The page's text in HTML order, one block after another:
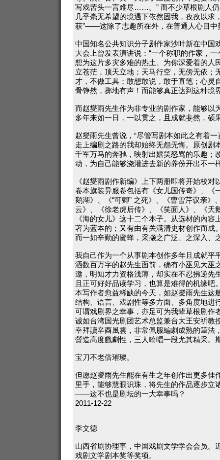
写戏苦头一言难尽……。” 而不少草根剧人
几乎毫无希望的境遇下依然固我，孜孜以求
获”——这除了志趣所在外，在普通人心目中
中国知名公共知识分子剧作家沙叶新在中国
大会上曾发表演讲说：“一个称职的作家，
想为这片多灾多难的热土、为你深爱着的人
立苍茫，顶天立地；天马行空，无傍无依；
才，不做工具；敢想敢说，敢于直笔；心灵
骨铮然，掷地有声！而能够真正达到这种境
而赵燮雨先生作为非专业的剧作家，能够以
多年来如一日，一以贯之，且成就斐然，硕
赵燮雨先生曾说，“尽管写剧本如此之有着
走上编剧之路的我却始终无怨无悔。原创剧
千军万马的奔驰，映射出嬉笑怒骂的乐趣；
动，为自己能够浇灌进去新的养份开出不一
《赵燮雨剧作新编》上下两册即将开始校
卷本旗装异服卷包括有《女儿国传奇》、《
鹅湖》、《“可卿” 之死》、《曹雪芹议亲》
云》、《徐老虎后传》、《笑面人》、《天
《海的女儿》这十二个本子。从选材的內
著为蓝本的；又有由有关满清史材创作而成
而一如辛勤的蜜蜂，采撷之广泛、之深入、
我自己作为一个从事剧本创作多年且成就平
洒数百万字的赵先生面前，确有小巫见大巫
邀，明知才力资格浅薄，却实在不忍拂逆先
且正可好好品读学习，也算是难得的机缘吧
本写作者愈益稀缺的今天，如赵燮雨先生这
结构、语言、戏剧性等多方面、多角度地进
可谓戏剧界之幸事，亦足可为我辈草根剧作
诚如台湾国光剧团艺术总监兼台大王安祈
幸拜讀辛酉風雲，非常佩服編劇成熟的筆法
營造高度戲劇性，三人輪唱一段尤其精采。
宝刀不老倍璀璨。
但愿赵燮雨先生能在有生之年创作出更多佳
里手，能够慧眼识珠，将先生的作品逐步立
——这不也是剧坛的一大幸事吗？
2011-12-22
李文德
山西省剧协理事，中国戏剧文学学会会员。
戏剧文学剧本奖等奖项。